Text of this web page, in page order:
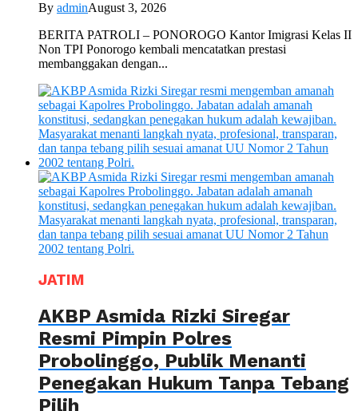
By adminAugust 3, 2026
BERITA PATROLI – PONOROGO Kantor Imigrasi Kelas II
Non TPI Ponorogo kembali mencatatkan prestasi
membanggakan dengan...
JATIM
AKBP Asmida Rizki Siregar
Resmi Pimpin Polres
Probolinggo, Publik Menanti
Penegakan Hukum Tanpa Tebang
Pilih